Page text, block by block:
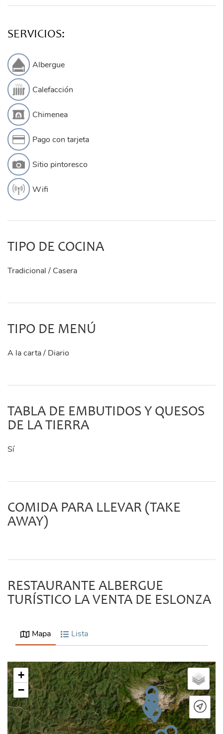
SERVICIOS:
Albergue
Calefacción
Chimenea
Pago con tarjeta
Sitio pintoresco
Wifi
TIPO DE COCINA
Tradicional / Casera
TIPO DE MENÚ
A la carta / Diario
TABLA DE EMBUTIDOS Y QUESOS
DE LA TIERRA
Sí
COMIDA PARA LLEVAR (TAKE
AWAY)
RESTAURANTE ALBERGUE
TURÍSTICO LA VENTA DE ESLONZA
Mapa Lista
+
−